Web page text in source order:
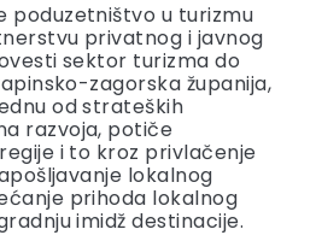
poduzetništvo u turizmu
privatnog i javnog
sektor turizma do
zagorska županija,
od strateških
razvoja, potiče
i to kroz privlačenje
lokalnog
prihoda lokalnog
imidž destinacije.